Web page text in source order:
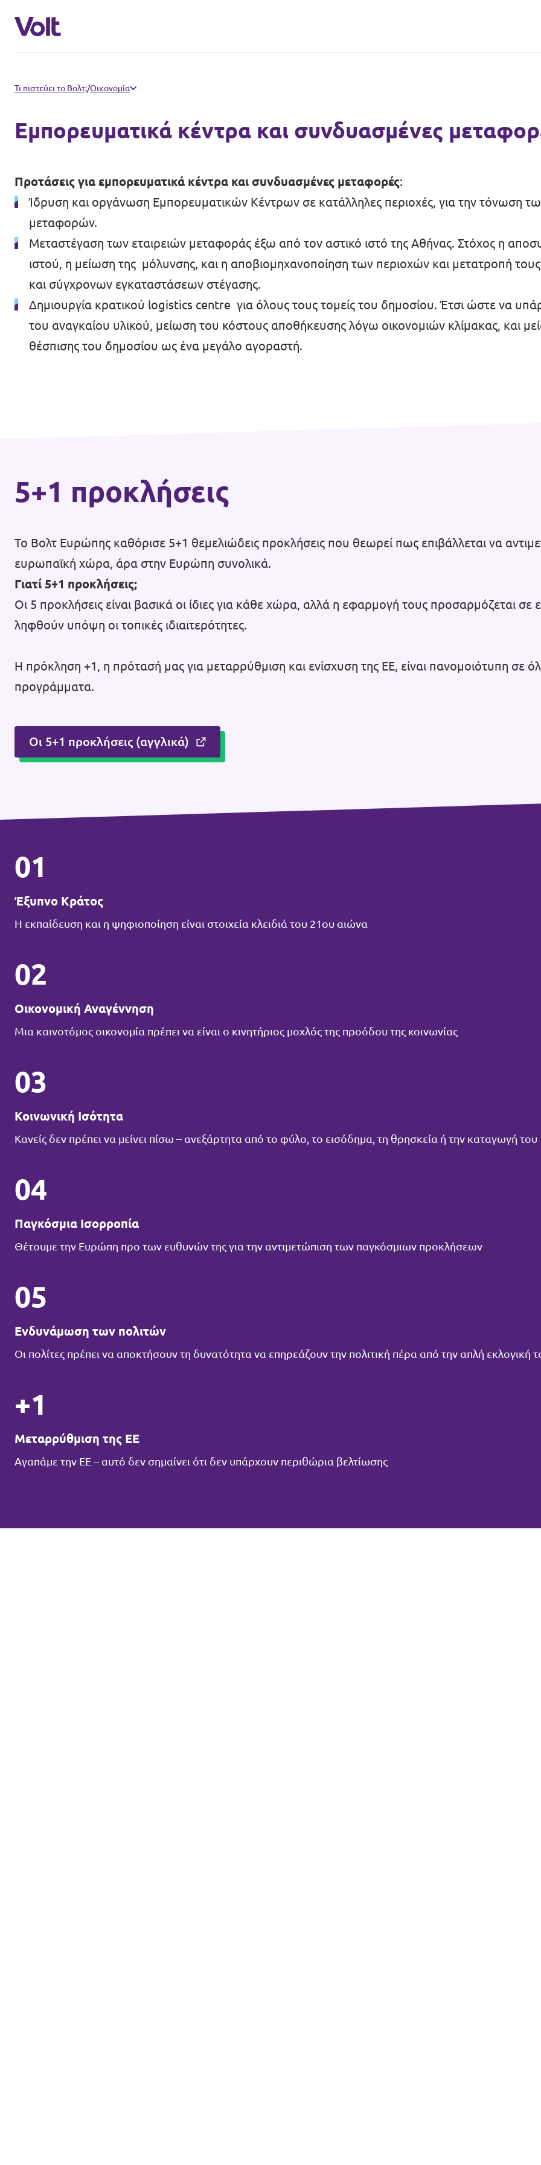
Άλλα Βολτ που μας αρέσουν
Βολτ Κύπρου
Βολτ Ολλανδίας
Βολτ Ισπανίας
Βολτ Γαλλίας
Βόλτ Ηνωμένου Βασιλείου
Βολτ Πορτογαλίας
Πολιτικές
Σχετικά με το Volt
Ειδήσεις
Εκδηλώσεις
Οι άνθρωποι του Βολτ
Έλα μαζί μας!
Επικοινωνία
Καταστατικό
Πολιτική απορρήτου
Εσωτερικό δίκτυο (Intranet)
Τι πιστεύει το Βολτ;/Οικονομία
Εμπορευματικά κέντρα και συνδυασμένες
Προτάσεις για εμπορευματικά κέντρα και συνδυασμένες μεταφορές:
Ίδρυση και οργάνωση Εμπορευματικών Κέντρων σε κατάλληλες περιοχές, για την τόνωση
μεταφορών.
Μεταστέγαση των εταιρειών μεταφοράς έξω από τον αστικό ιστό της Αθήνας. Στόχος η
ιστού, η μείωση της μόλυνσης, και η αποβιομηχανοποίηση των περιοχών και μετατροπή
και σύγχρονων εγκαταστάσεων στέγασης.
Δημιουργία κρατικού logistics centre για όλους τους τομείς του δημοσίου. Έτσι ώστε να
του αναγκαίου υλικού, μείωση του κόστους αποθήκευσης λόγω οικονομιών κλίμακας, και
θέσπισης του δημοσίου ως ένα μεγάλο αγοραστή.
5+1 προκλήσεις
Το Βολτ Ευρώπης καθόρισε 5+1 θεμελιώδεις προκλήσεις που θεωρεί πως επιβάλλεται να
ευρωπαϊκή χώρα, άρα στην Ευρώπη συνολικά.
Γιατί 5+1 προκλήσεις;
Οι 5 προκλήσεις είναι βασικά οι ίδιες για κάθε χώρα, αλλά η εφαρμογή τους προσαρμόζεται σε
ληφθούν υπόψη οι τοπικές ιδιαιτερότητες.
Η πρόκληση +1, η πρότασή μας για μεταρρύθμιση και ενίσχυση της ΕΕ, είναι πανομοιότυπη σε
προγράμματα.
Οι 5+1 προκλήσεις (αγγλικά)
01
Έξυπνο Κράτος
Η εκπαίδευση και η ψηφιοποίηση είναι στοιχεία κλειδιά του 21ου αιώνα
02
Οικονομική Αναγέννηση
Μια καινοτόμος οικονομία πρέπει να είναι ο κινητήριος μοχλός της προόδου της κοινωνίας
03
Κοινωνική Ισότητα
Κανείς δεν πρέπει να μείνει πίσω – ανεξάρτητα από το φύλο, το εισόδημα, τη θρησκεία ή την καταγωγή του
04
Παγκόσμια Ισορροπία
Θέτουμε την Ευρώπη προ των ευθυνών της για την αντιμετώπιση των παγκόσμιων προκλήσεων
05
Ενδυνάμωση των πολιτών
Οι πολίτες πρέπει να αποκτήσουν τη δυνατότητα να επηρεάζουν την πολιτική πέρα από την απλή εκλογική
+1
Μεταρρύθμιση της ΕΕ
Αγαπάμε την ΕΕ – αυτό δεν σημαίνει ότι δεν υπάρχουν περιθώρια βελτίωσης